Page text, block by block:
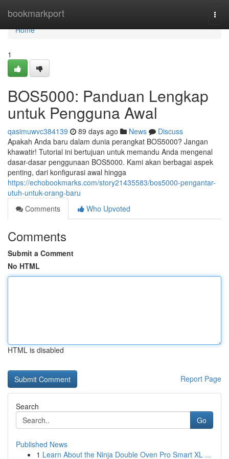
bookmarkport
Home
Home
1
BOS5000: Panduan Lengkap
untuk Pengguna Awal
qasimuwvc384139 89 days ago News
Discuss
Apakah Anda baru dalam dunia perangkat BOS5000? Jangan
khawatir! Tutorial ini bertujuan untuk memandu Anda mengenal
dasar-dasar penggunaan BOS5000. Kami akan berbagai aspek
penting, dari konfigurasi awal hingga
https://echobookmarks.com/story21435583/bos5000-pengantar-
utuh-untuk-orang-baru
Comments
Who Upvoted
Comments
Submit a Comment
No HTML
HTML is disabled
Report Page
Search
Go
Published News
1 Learn About the Ninja Double Oven Pro Smart XL ...